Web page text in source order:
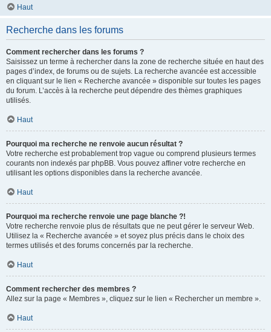
Haut
Recherche dans les forums
Comment rechercher dans les forums ?
Saisissez un terme à rechercher dans la zone de recherche située en haut des
pages d’index, de forums ou de sujets. La recherche avancée est accessible
en cliquant sur le lien « Recherche avancée » disponible sur toutes les pages
du forum. L’accès à la recherche peut dépendre des thèmes graphiques
utilisés.
Haut
Pourquoi ma recherche ne renvoie aucun résultat ?
Votre recherche est probablement trop vague ou comprend plusieurs termes
courants non indexés par phpBB. Vous pouvez affiner votre recherche en
utilisant les options disponibles dans la recherche avancée.
Haut
Pourquoi ma recherche renvoie une page blanche ?!
Votre recherche renvoie plus de résultats que ne peut gérer le serveur Web.
Utilisez la « Recherche avancée » et soyez plus précis dans le choix des
termes utilisés et des forums concernés par la recherche.
Haut
Comment rechercher des membres ?
Allez sur la page « Membres », cliquez sur le lien « Rechercher un membre ».
Haut